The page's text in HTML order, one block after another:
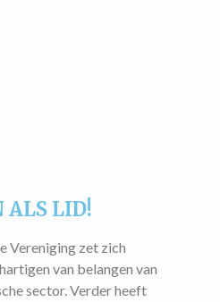
ALS LID!
Vereniging zet zich
van belangen van
sector. Verder heeft